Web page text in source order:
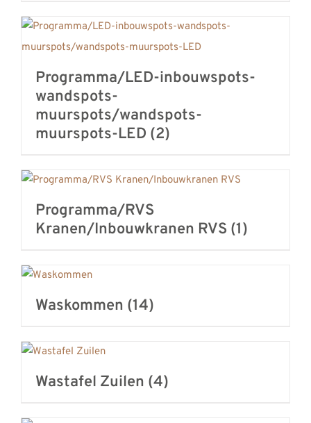
Programma/LED-inbouwspots-
wandspots-
muurspots/wandspots-
muurspots-LED (2)
Programma/RVS
Kranen/Inbouwkranen RVS (1)
Waskommen (14)
Wastafel Zuilen (4)